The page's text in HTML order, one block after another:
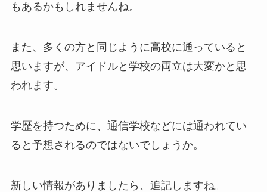
もあるかもしれませんね。
また、多くの方と同じように高校に通っていると
思いますが、アイドルと学校の両立は大変かと思
われます。
学歴を持つために、通信学校などには通われてい
ると予想されるのではないでしょうか。
新しい情報がありましたら、追記しますね。